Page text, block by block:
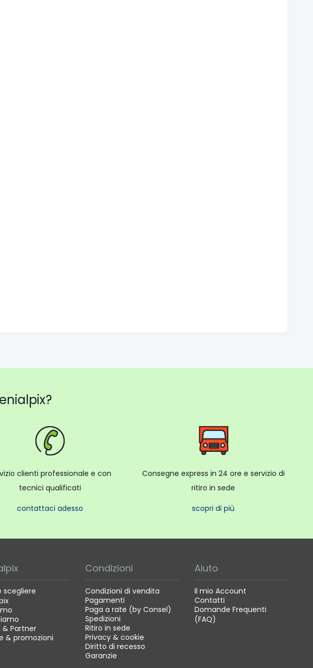
clienti professionale e con
tecnici qualificati
contattaci adesso
Consegne express in 24 ore e servizio di
ritiro in sede
scopri di più
scegliere
& Partner
& promozioni
Condizioni
Condizioni di vendita
Pagamenti
Paga a rate (by Consel)
Spedizioni
Ritiro in sede
Privacy & cookie
Diritto di recesso
Garanzie
Aiuto
Il mio Account
Contatti
Domande Frequenti
(FAQ)